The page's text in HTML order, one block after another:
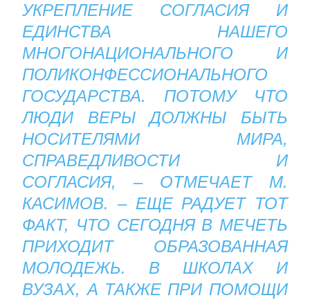
УКРЕПЛЕНИЕ СОГЛАСИЯ И
ЕДИНСТВА НАШЕГО
МНОГОНАЦИОНАЛЬНОГО И
ПОЛИКОНФЕССИОНАЛЬНОГО
ГОСУДАРСТВА. ПОТОМУ ЧТО
ЛЮДИ ВЕРЫ ДОЛЖНЫ БЫТЬ
НОСИТЕЛЯМИ МИРА,
СПРАВЕДЛИВОСТИ И
СОГЛАСИЯ, – ОТМЕЧАЕТ М.
КАСИМОВ. – ЕЩЕ РАДУЕТ ТОТ
ФАКТ, ЧТО СЕГОДНЯ В МЕЧЕТЬ
ПРИХОДИТ ОБРАЗОВАННАЯ
МОЛОДЕЖЬ. В ШКОЛАХ И
ВУЗАХ, А ТАКЖЕ ПРИ ПОМОЩИ